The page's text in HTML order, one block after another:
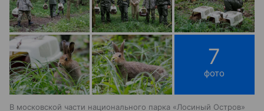
7
фото
В московской части национального парка «Лосиный Остров»